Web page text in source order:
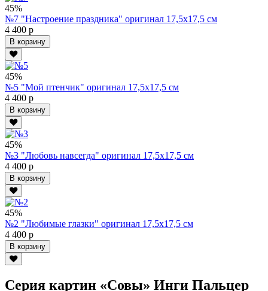
45%
№7 "Настроение праздника" оригинал 17,5х17,5 см
4 400 р
В корзину
45%
№5 "Мой птенчик" оригинал 17,5х17,5 см
4 400 р
В корзину
45%
№3 "Любовь навсегда" оригинал 17,5х17,5 см
4 400 р
В корзину
45%
№2 "Любимые глазки" оригинал 17,5х17,5 см
4 400 р
В корзину
Серия картин «Совы» Инги Пальцер